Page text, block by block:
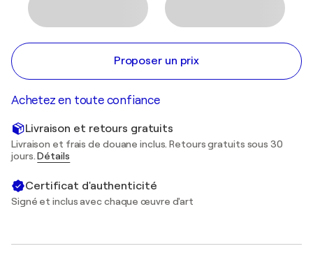
Proposer un prix
Achetez en toute confiance
Livraison et retours gratuits
Livraison et frais de douane inclus. Retours gratuits sous 30
jours.Détails
Certificat d'authenticité
Signé et inclus avec chaque œuvre d'art